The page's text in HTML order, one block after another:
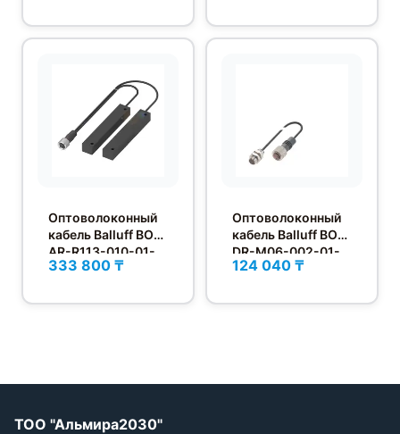
Оптоволоконный
кабель Balluff BOH
AR-R113-010-01-
S49F
333 800 ₸
Оптоволоконный
кабель Balluff BOH
DR-M06-002-01-
S49F
124 040 ₸
ТОО "Альмира2030"